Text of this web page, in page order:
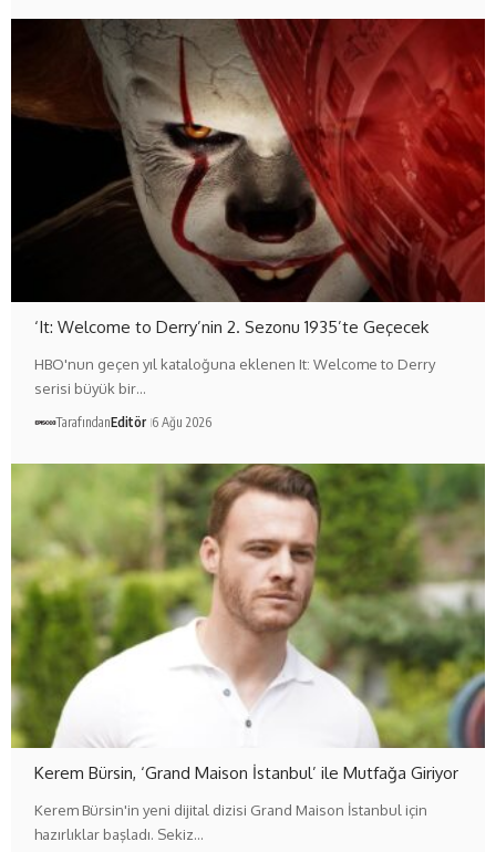
‘It: Welcome to Derry’nin 2. Sezonu 1935’te Geçecek
HBO'nun geçen yıl kataloğuna eklenen It: Welcome to Derry
serisi büyük bir…
TarafındanEditör 6 Ağu 2026
Kerem Bürsin, ‘Grand Maison İstanbul’ ile Mutfağa Giriyor
Kerem Bürsin'in yeni dijital dizisi Grand Maison İstanbul için
hazırlıklar başladı. Sekiz…